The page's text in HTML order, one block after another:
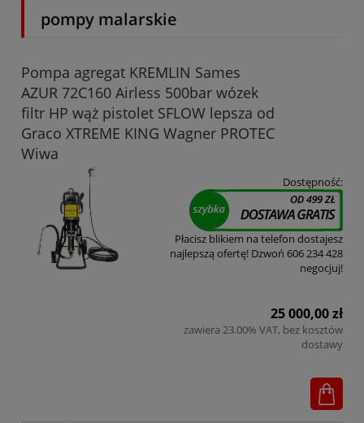
pompy malarskie
Pompa agregat KREMLIN Sames
AZUR 72C160 Airless 500bar wózek
filtr HP wąż pistolet SFLOW lepsza od
Graco XTREME KING Wagner PROTEC
Wiwa
Dostępność:
Płacisz blikiem na telefon dostajesz
najlepszą ofertę! Dzwoń 606 234 428
negocjuj!
25 000,00 zł
zawiera 23.00% VAT, bez kosztów
dostawy